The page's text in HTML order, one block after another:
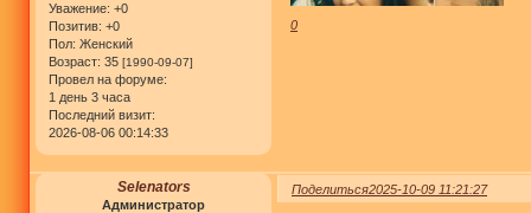
Уважение: +0
Позитив: +0
Пол: Женский
Возраст: 35 [1990-09-07]
Провел на форуме:
1 день 3 часа
Последний визит:
2026-08-06 00:14:33
0
Поделиться2025-10-09 11:21:27
Selenators
Администратор